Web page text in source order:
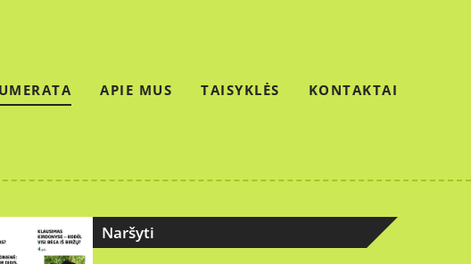
APIE MUS TAISYKLĖS KONTAKTAI
Naršyti